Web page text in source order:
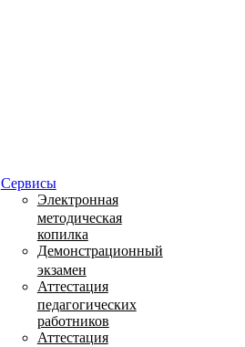
Сервисы
Электронная
методическая
копилка
Демонстрационный
экзамен
Аттестация
педагогических
работников
Аттестация